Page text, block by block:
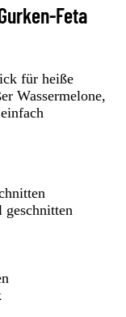
Feta
für heiße
Wassermelone,
geschnitten